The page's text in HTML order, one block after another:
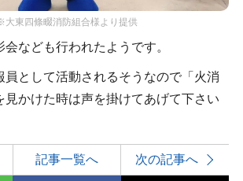
大東四條畷消防組合様より提供
なども行われたようです。
員として活動されるそうなので「火消
見かけた時は声を掛けてあげて下さい
記事一覧へ 次の記事へ